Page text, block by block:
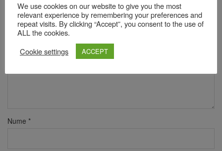
Comentariu*
Nume *
We use cookies on our website to give you the most
relevant experience by remembering your preferences and
repeat visits. By clicking “Accept”, you consent to the use of
ALL the cookies.
Cookie settings
ACCEPT